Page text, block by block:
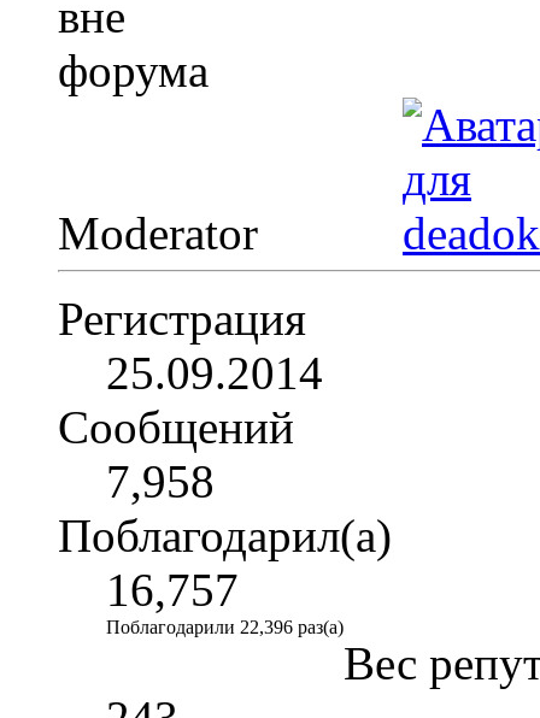
Moderator
Регистрация
25.09.2014
Сообщений
7,958
Поблагодарил(а)
16,757
Поблагодарили 22,396 раз(а)
Вес